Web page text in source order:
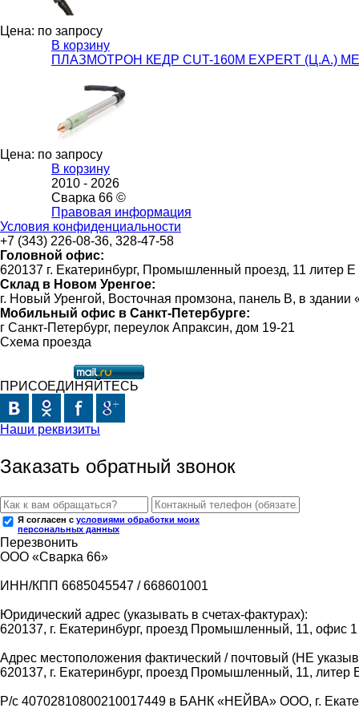
Цена: по запросу
В корзину
ПЛАЗМОТРОН КЕДР CUT-160M EXPERT
Цена: по запросу
В корзину
2010 - 2026
Сварка 66 ©
Правовая информация
Условия конфиденциальности
+7 (343) 226-08-36, 328-47-58
Головной офис:
620137 г. Екатеринбург, Промышленный проезд, 11 литер Е
Склад в Новом Уренгое:
г. Новый Уренгой, Восточная промзона, панель В, в
Мобильный офис в Санкт-Петербурге:
г Санкт-Петербург, переулок Апраксин, дом 19-21
Схема проезда
ПРИСОЕДИНЯЙТЕСЬ
Наши реквизиты
Заказать обратный звонок
Я согласен с условиями обработки моих
персональных данных
Перезвонить
ООО «Сварка 66»
ИНН/КПП 6685045547 / 668601001
Юридический адрес (указывать в счетах-фактурах):
620137, г. Екатеринбург, проезд Промышленный, 11, офис 1
Адрес местоположения фактический / почтовый (НЕ
620137, г. Екатеринбург, проезд Промышленный, 11, литер
Р/с 40702810800210017449 в БАНК «НЕЙВА» ООО, г.